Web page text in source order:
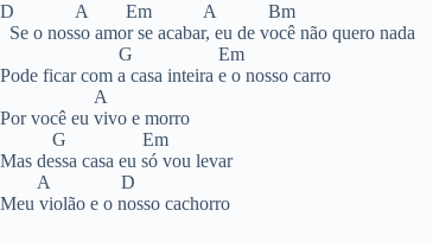
D A Em A Bm
Se o nosso amor se acabar, eu de você não quero nada
G Em
Pode ficar com a casa inteira e o nosso carro
A
Por você eu vivo e morro
G Em
Mas dessa casa eu só vou levar
A D
Meu violão e o nosso cachorro